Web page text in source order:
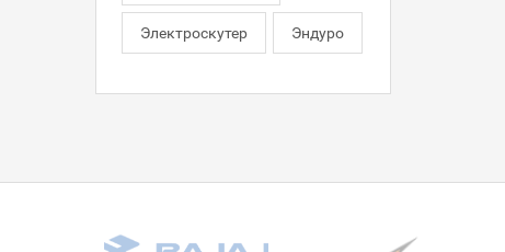
Электроскутер Эндуро